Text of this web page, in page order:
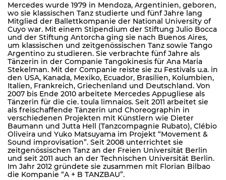
Mercedes wurde 1979 in Mendoza, Argentinien, geboren,
wo sie klassischen Tanz studierte und fünf Jahre lang
Mitglied der Ballettkompanie der National University of
Cuyo war. Mit einem Stipendium der Stiftung Julio Bocca
und der Stiftung Antorcha ging sie nach Buenos Aires,
um klassischen und zeitgenössischen Tanz sowie Tango
Argentino zu studieren. Sie verbrachte fünf Jahre als
Tänzerin in der Companie Tangokinesis für Ana Maria
Stekelman. Mit der Companie reiste sie zu Festivals u.a. in
den USA, Kanada, Mexiko, Ecuador, Brasilien, Kolumbien,
Italien, Frankreich, Griechenland und Deutschland. Von
2007 bis Ende 2010 arbeitete Mercedes Appugliese als
Tänzerin für die cie. toula limnaios. Seit 2011 arbeitet sie
als freischaffende Tänzerin und Choreographin in
verschiedenen Projekten mit Künstlern wie Dieter
Baumann und Jutta Hell (Tanzcompagnie Rubato), Clébio
Oliveira und Yuko Matsuyama im Projekt “Movement &
Sound improvisation”. Seit 2008 unterrichtet sie
zeitgenössischen Tanz an der Freien Universität Berlin
und seit 2011 auch an der Technischen Universität Berlin.
Im Jahr 2012 gründete sie zusammen mit Florian Bilbao
die Kompanie “A + B TANZBAU”.